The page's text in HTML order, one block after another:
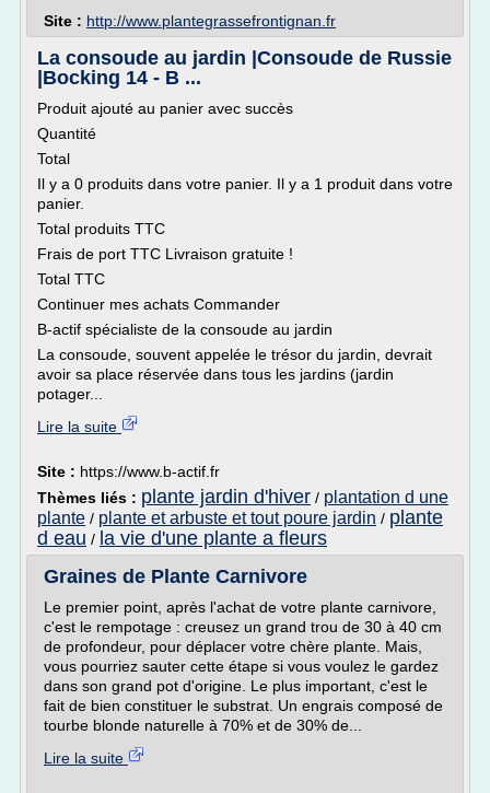
Site : http://www.plantegrassefrontignan.fr
La consoude au jardin |Consoude de Russie
|Bocking 14 - B ...
Produit ajouté au panier avec succès
Quantité
Total
Il y a 0 produits dans votre panier. Il y a 1 produit dans votre
panier.
Total produits TTC
Frais de port TTC Livraison gratuite !
Total TTC
Continuer mes achats Commander
B-actif spécialiste de la consoude au jardin
La consoude, souvent appelée le trésor du jardin, devrait
avoir sa place réservée dans tous les jardins (jardin
potager...
Lire la suite
Site : https://www.b-actif.fr
Thèmes liés : plante jardin d'hiver / plantation d une
plante / plante et arbuste et tout poure jardin / plante
d eau / la vie d'une plante a fleurs
Graines de Plante Carnivore
Le premier point, après l'achat de votre plante carnivore,
c'est le rempotage : creusez un grand trou de 30 à 40 cm
de profondeur, pour déplacer votre chère plante. Mais,
vous pourriez sauter cette étape si vous voulez le gardez
dans son grand pot d'origine. Le plus important, c'est le
fait de bien constituer le substrat. Un engrais composé de
tourbe blonde naturelle à 70% et de 30% de...
Lire la suite